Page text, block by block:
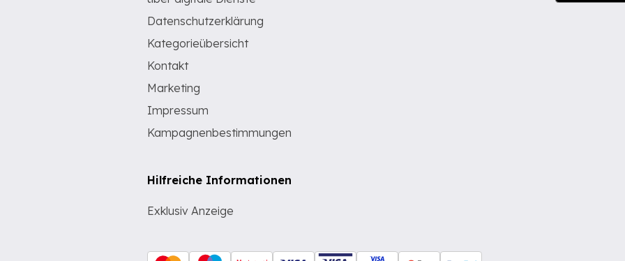
Datenschutzerklärung
Kategorieübersicht
Kontakt
Marketing
Impressum
Kampagnenbestimmungen
Hilfreiche Informationen
Exklusiv Anzeige